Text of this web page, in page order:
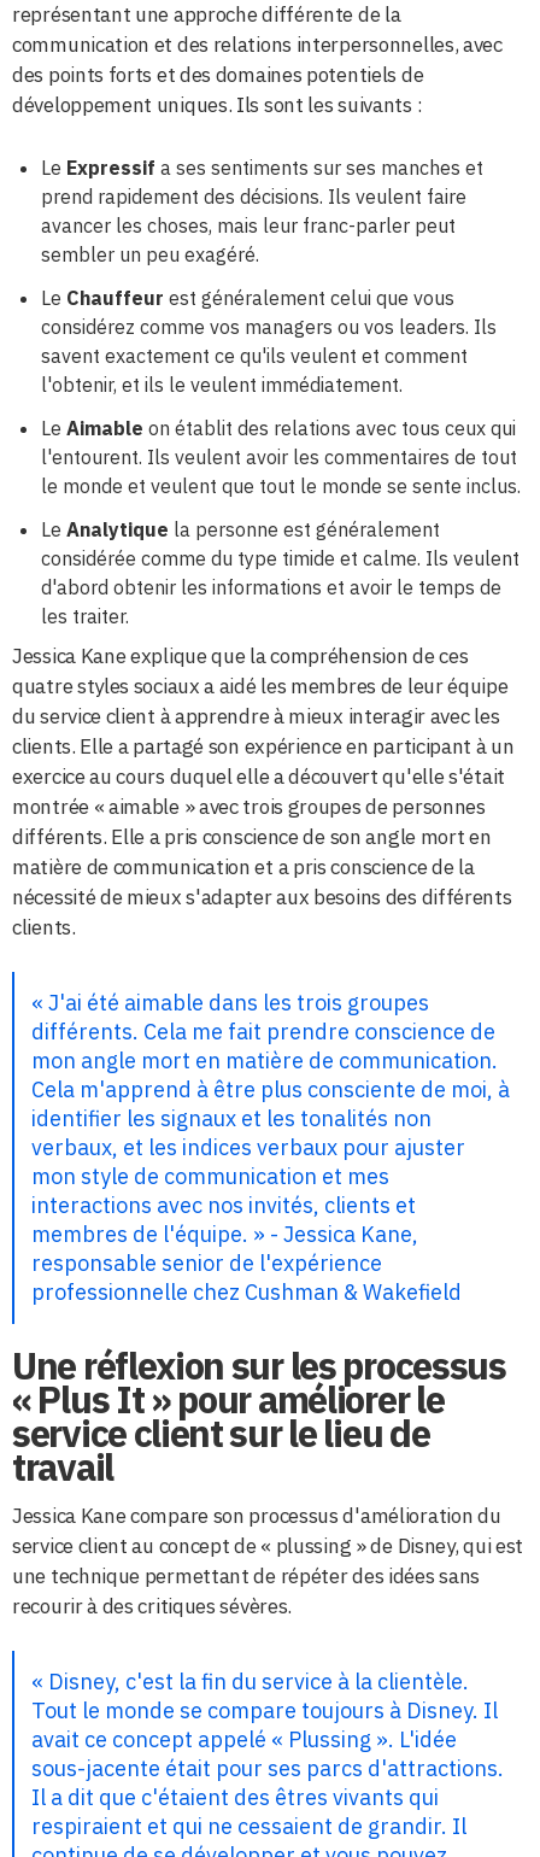
représentant une approche différente de la
communication et des relations interpersonnelles, avec
des points forts et des domaines potentiels de
développement uniques. Ils sont les suivants :
Le Expressif a ses sentiments sur ses manches et
prend rapidement des décisions. Ils veulent faire
avancer les choses, mais leur franc-parler peut
sembler un peu exagéré.
Le Chauffeur est généralement celui que vous
considérez comme vos managers ou vos leaders. Ils
savent exactement ce qu'ils veulent et comment
l'obtenir, et ils le veulent immédiatement.
Le Aimable on établit des relations avec tous ceux qui
l'entourent. Ils veulent avoir les commentaires de tout
le monde et veulent que tout le monde se sente inclus.
Le Analytique la personne est généralement
considérée comme du type timide et calme. Ils veulent
d'abord obtenir les informations et avoir le temps de
les traiter.
Jessica Kane explique que la compréhension de ces
quatre styles sociaux a aidé les membres de leur équipe
du service client à apprendre à mieux interagir avec les
clients. Elle a partagé son expérience en participant à un
exercice au cours duquel elle a découvert qu'elle s'était
montrée « aimable » avec trois groupes de personnes
différents. Elle a pris conscience de son angle mort en
matière de communication et a pris conscience de la
nécessité de mieux s'adapter aux besoins des différents
clients.
« J'ai été aimable dans les trois groupes
différents. Cela me fait prendre conscience de
mon angle mort en matière de communication.
Cela m'apprend à être plus consciente de moi, à
identifier les signaux et les tonalités non
verbaux, et les indices verbaux pour ajuster
mon style de communication et mes
interactions avec nos invités, clients et
membres de l'équipe. » - Jessica Kane,
responsable senior de l'expérience
professionnelle chez Cushman & Wakefield
Une réflexion sur les processus
« Plus It » pour améliorer le
service client sur le lieu de
travail
Jessica Kane compare son processus d'amélioration du
service client au concept de « plussing » de Disney, qui est
une technique permettant de répéter des idées sans
recourir à des critiques sévères.
« Disney, c'est la fin du service à la clientèle.
Tout le monde se compare toujours à Disney. Il
avait ce concept appelé « Plussing ». L'idée
sous-jacente était pour ses parcs d'attractions.
Il a dit que c'étaient des êtres vivants qui
respiraient et qui ne cessaient de grandir. Il